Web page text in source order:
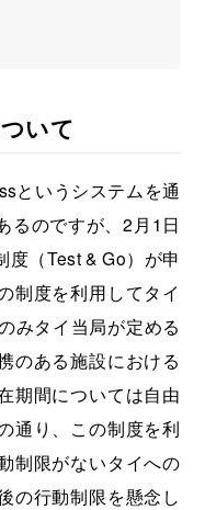
いて
というシステムを通
るのですが、2月1日
（Test & Go）が申
制度を利用してタイ
みタイ当局が定める
のある施設における
期間については自由
通り、この制度を利
制限がないタイへの
の行動制限を懸念し